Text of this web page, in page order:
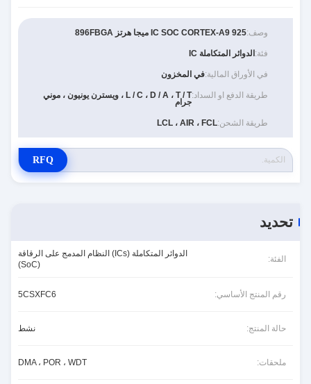
وصف:IC SOC CORTEX-A9 925 ميجا هرتز 896FBGA
فئة: الدوائر المتكاملة IC
في الأوراق المالية:في المخزون
طريقة الدفع او السداد: L / C ، D / A ، T / T ، ويسترن يونيون ، موني
جرام
طريقة الشحن:LCL ، AIR ، FCL
RFQ
تحديد
الفئة:
الدوائر المتكاملة (ICs) النظام المدمج على الرقاقة
(SoC)
رقم المنتج الأساسي: 5CSXFC6
حالة المنتج: نشط
ملحقات: DMA ، POR ، WDT